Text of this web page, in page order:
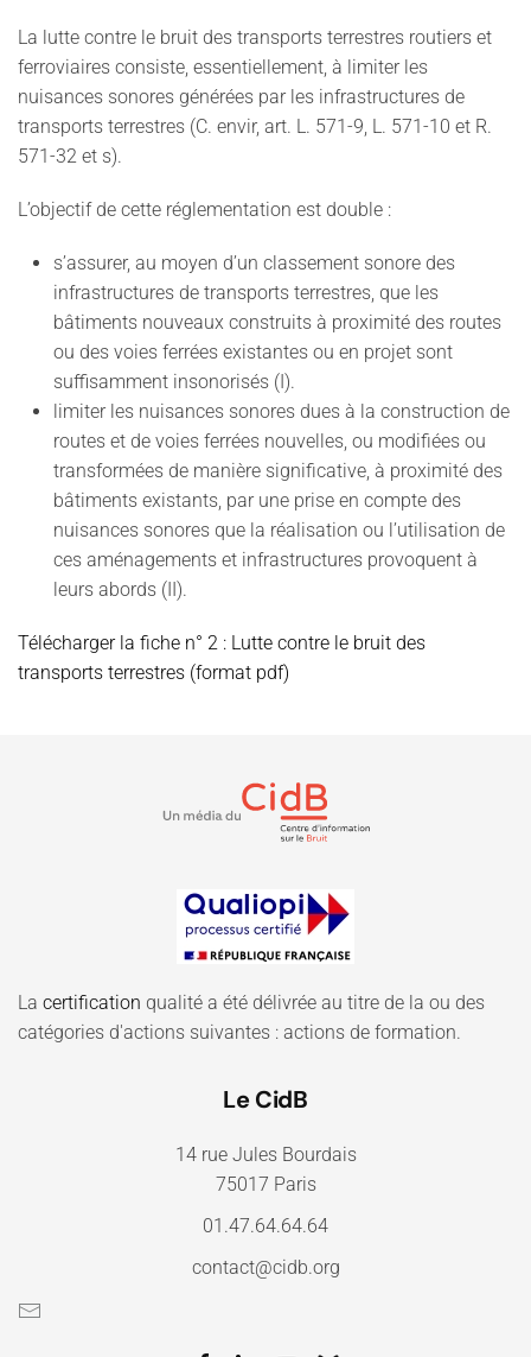
La lutte contre le bruit des transports terrestres routiers et
ferroviaires consiste, essentiellement, à limiter les
nuisances sonores générées par les infrastructures de
transports terrestres (C. envir, art. L. 571-9, L. 571-10 et R.
571-32 et s).
L’objectif de cette réglementation est double :
s’assurer, au moyen d’un classement sonore des
infrastructures de transports terrestres, que les
bâtiments nouveaux construits à proximité des routes
ou des voies ferrées existantes ou en projet sont
suffisamment insonorisés (I).
limiter les nuisances sonores dues à la construction de
routes et de voies ferrées nouvelles, ou modifiées ou
transformées de manière significative, à proximité des
bâtiments existants, par une prise en compte des
nuisances sonores que la réalisation ou l’utilisation de
ces aménagements et infrastructures provoquent à
leurs abords (II).
Télécharger la fiche n° 2 : Lutte contre le bruit des
transports terrestres (format pdf)
La certification qualité a été délivrée au titre de la ou des
catégories d'actions suivantes : actions de formation.
Le CidB
14 rue Jules Bourdais
75017 Paris
01.47.64.64.64
contact@cidb.org